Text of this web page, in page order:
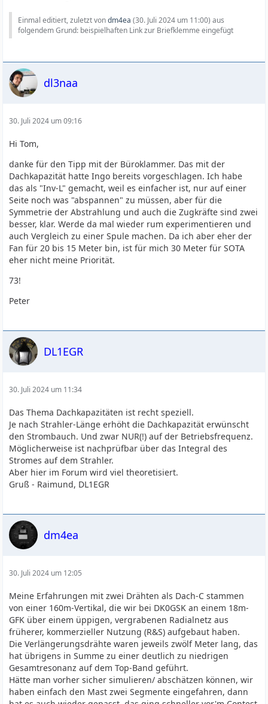
Einmal editiert, zuletzt vondm4ea (30. Juli 2024 um 11:00) aus
folgendem Grund: beispielhaften Link zur Briefklemme eingefügt
dl3naa
30. Juli 2024 um 09:16
Hi Tom,
danke für den Tipp mit der Büroklammer. Das mit der
Dachkapazität hatte Ingo bereits vorgeschlagen. Ich habe
das als "Inv-L" gemacht, weil es einfacher ist, nur auf einer
Seite noch was "abspannen" zu müssen, aber für die
Symmetrie der Abstrahlung und auch die Zugkräfte sind zwei
besser, klar. Werde da mal wieder rum experimentieren und
auch Vergleich zu einer Spule machen. Da ich aber eher der
Fan für 20 bis 15 Meter bin, ist für mich 30 Meter für SOTA
eher nicht meine Priorität.
73!
Peter
DL1EGR
30. Juli 2024 um 11:34
Das Thema Dachkapazitäten ist recht speziell.
Je nach Strahler-Länge erhöht die Dachkapazität erwünscht
den Strombauch. Und zwar NUR(!) auf der Betriebsfrequenz.
Möglicherweise ist nachprüfbar über das Integral des
Stromes auf dem Strahler.
Aber hier im Forum wird viel theoretisiert.
Gruß - Raimund, DL1EGR
dm4ea
30. Juli 2024 um 12:05
Meine Erfahrungen mit zwei Drähten als Dach-C stammen
von einer 160m-Vertikal, die wir bei DK0GSK an einem 18m-
GFK über einem üppigen, vergrabenen Radialnetz aus
früherer, kommerzieller Nutzung (R&S) aufgebaut haben.
Die Verlängerungsdrähte waren jeweils zwölf Meter lang, das
hat übrigens in Summe zu einer deutlich zu niedrigen
Gesamtresonanz auf dem Top-Band geführt.
Hätte man vorher sicher simulieren/ abschätzen können, wir
haben einfach den Mast zwei Segmente eingefahren, dann